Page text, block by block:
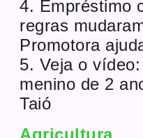
4. Empréstimo
regras
Promotora
5. Veja o
menino de 2
Taió